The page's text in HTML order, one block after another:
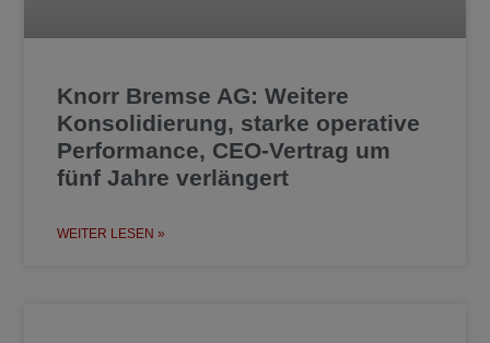
Knorr Bremse AG: Weitere
Konsolidierung, starke operative
Performance, CEO-Vertrag um
fünf Jahre verlängert
WEITER LESEN »